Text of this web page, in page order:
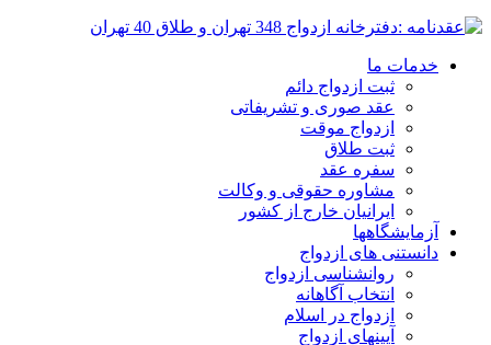
خدمات ما
ثبت ازدواج دائم
عقد صوری و تشریفاتی
ازدواج موقت
ثبت طلاق
سفره عقد
مشاوره حقوقی و وکالت
ایرانیان خارج از کشور
آزمایشگاهها
دانستنی های ازدواج
روانشناسی ازدواج
انتخاب آگاهانه
ازدواج در اسلام
آیینهای ازدواج